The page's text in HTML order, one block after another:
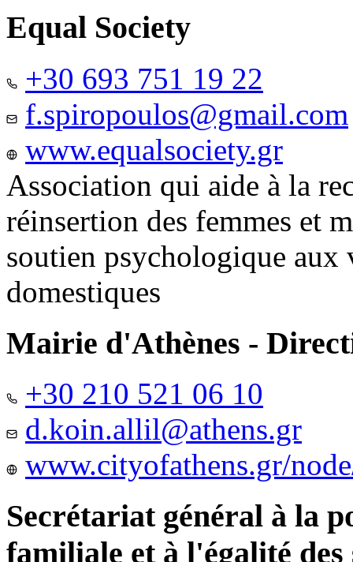
Equal Society
+30 693 751 19 22
f.spiropoulos@gmail.com
www.equalsociety.gr
Association qui aide à la
réinsertion des femmes et
soutien psychologique aux
domestiques
Mairie d'Athènes -
+30 210 521 06 10
d.koin.allil@athens.gr
www.cityofathens.gr/
Secrétariat général à la
familiale et à l'égalité des